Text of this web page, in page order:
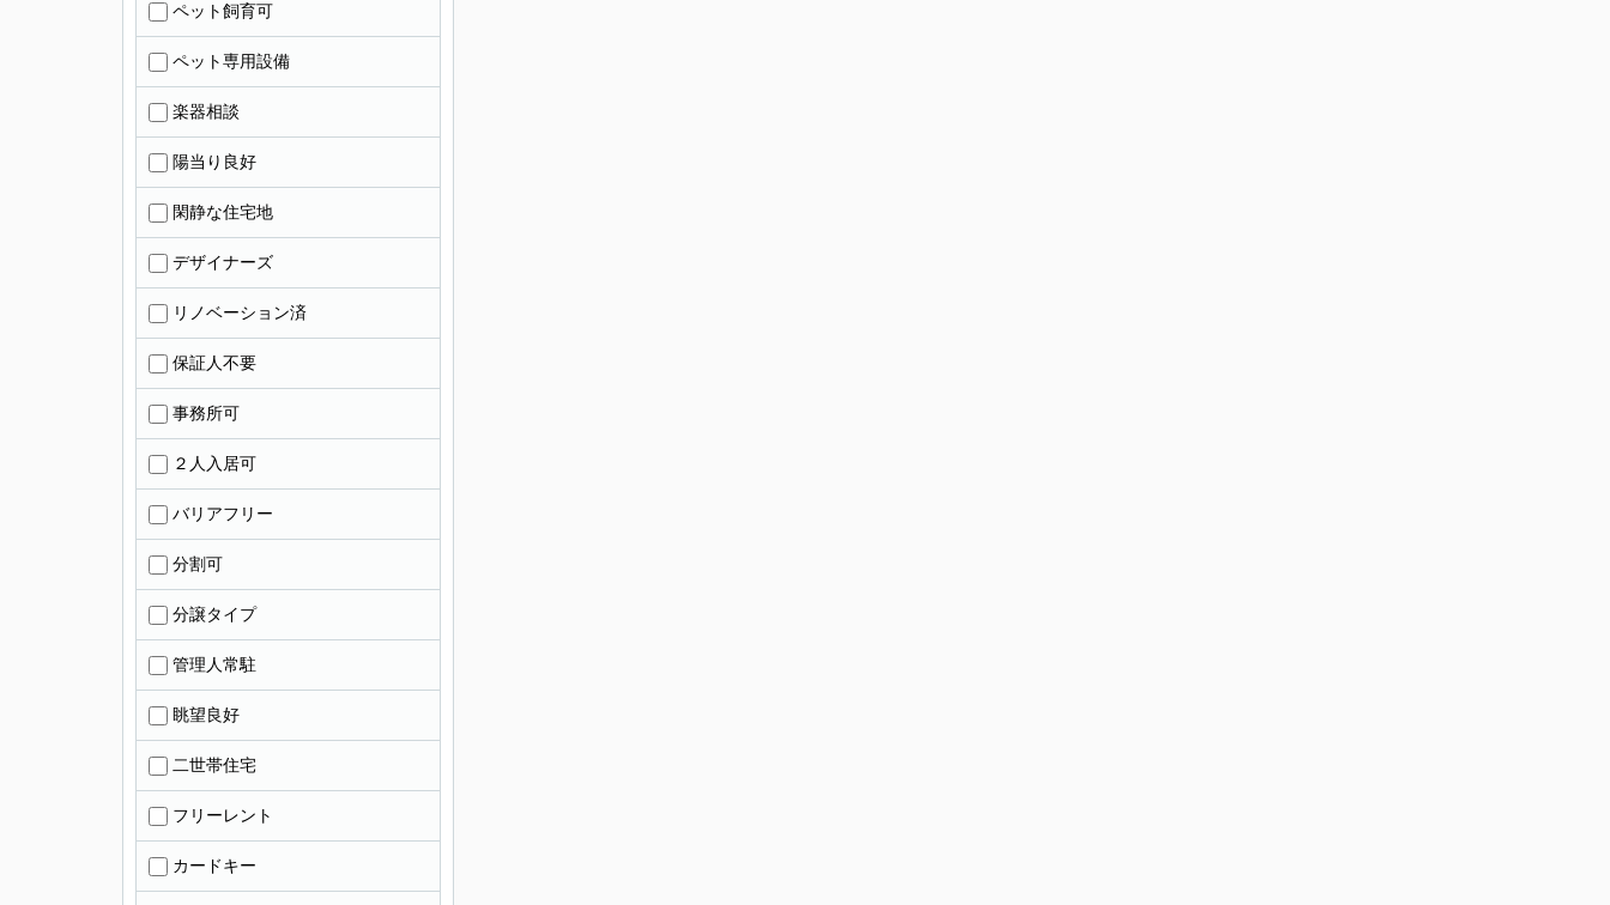
ペット飼育可
ペット専用設備
楽器相談
陽当り良好
閑静な住宅地
デザイナーズ
リノベーション済
保証人不要
事務所可
２人入居可
バリアフリー
分割可
分譲タイプ
管理人常駐
眺望良好
二世帯住宅
フリーレント
カードキー